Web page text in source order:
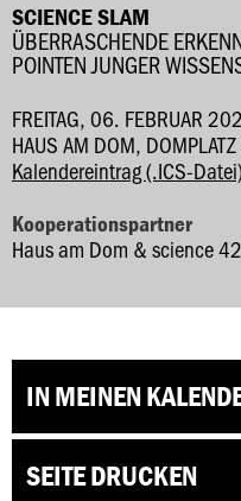
SCIENCE SLAM
ÜBERRASCHENDE
POINTEN JUNGER
FREITAG, 06. FEBRUAR
HAUS AM DOM,
Kalendereintrag (.ICS-
Kooperationspartner
Haus am Dom & science 42
IN MEINEN
SEITE DRUCKEN